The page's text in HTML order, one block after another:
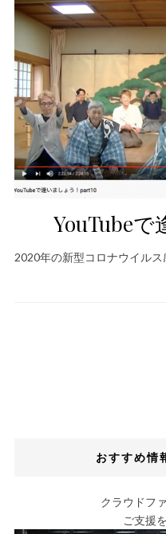
YouTubeで
2020年の新型コロナウイル
おすすめ情
クラウドフ
ご支援